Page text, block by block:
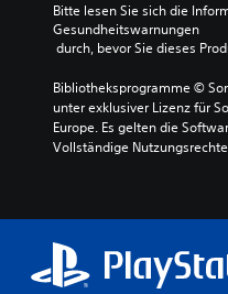
Bitte lesen Sie sich die
Gesundheitswarnungen
durch, bevor Sie dieses
Bibliotheksprogramme ©
unter exklusiver Lizenz für
Europe. Es gelten die
Vollständige